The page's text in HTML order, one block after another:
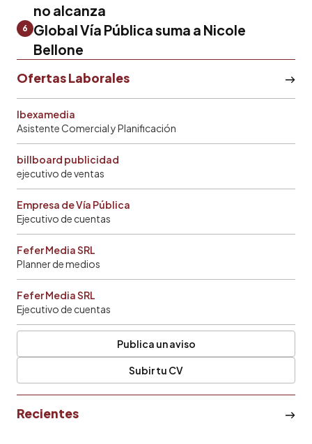
no alcanza
6
Global Vía Pública suma a Nicole
Bellone
Ofertas Laborales
Ibexamedia
Asistente Comercial y Planificación
billboard publicidad
ejecutivo de ventas
Empresa de Vía Pública
Ejecutivo de cuentas
Fefer Media SRL
Planner de medios
Fefer Media SRL
Ejecutivo de cuentas
Publica un aviso
Subir tu CV
Recientes